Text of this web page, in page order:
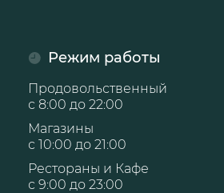
Режим работы
Продовольственный
с 8:00 до 22:00
Магазины
с 10:00 до 21:00
Рестораны и Кафе
с 9:00 до 23:00